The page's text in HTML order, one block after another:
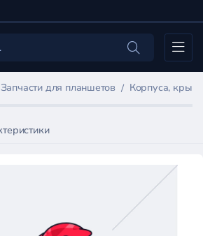
Запчасти для планшетов Корпуса,